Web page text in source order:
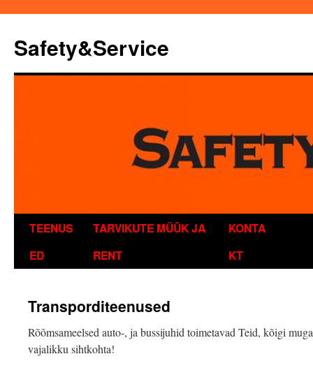
Safety&Service
Liigu
sisu
TEENUS
ED
TARVIKUTE MÜÜK JA
RENT
KONTA
KT
Transporditeenused
Rõõmsameelsed auto-, ja bussijuhid toimetavad Teid, kõigi
vajalikku sihtkohta!